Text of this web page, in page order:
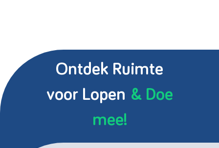
Ontdek Ruimte
voor Lopen & Doe
mee!